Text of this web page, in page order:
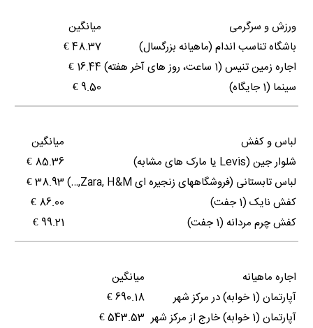
میانگین
ورزش و سرگرمی
48.37 €
باشگاه تناسب اندام (ماهیانه بزرگسال)
16.44 €
اجاره زمین تنیس (1 ساعت، روز های آخر هفته)
9.50 €
سینما (1 جایگاه)
میانگین
لباس و کفش
85.36 €
شلوار جین (Levis یا مارک های مشابه)
38.93 €
لباس تابستانی (فروشگاههای زنجیره ای Zara, H&M,…)
86.00 €
کفش نایک (1 جفت)
99.21 €
کفش چرم مردانه (1 جفت)
میانگین
اجاره ماهیانه
690.18 €
آپارتمان (1 خوابه) در مرکز شهر
543.53 €
آپارتمان (1 خوابه) خارج از مرکز شهر